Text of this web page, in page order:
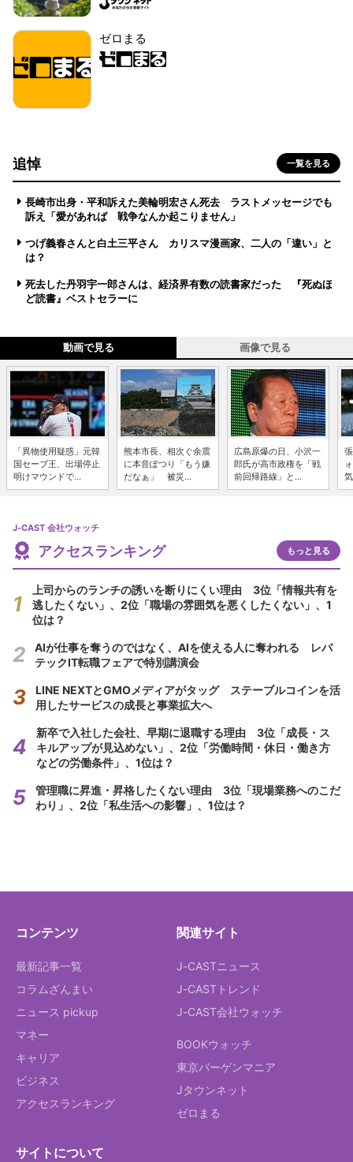
ゼロまる
追悼 一覧を見る
長崎市出身・平和訴えた美輪明宏さん死去 ラストメッセージでも
訴え「愛があれば 戦争なんか起こりません」
つげ義春さんと白土三平さん カリスマ漫画家、二人の「違い」と
は？
死去した丹羽宇一郎さんは、経済界有数の読書家だった 『死ぬほ
ど読書』ベストセラーに
動画で見る 画像で見る
「異物使用疑惑」元韓
国セーブ王、出場停止
明けマウンドで...
熊本市長、相次ぐ余震
に本音ぽつり「もう嫌
だなぁ」 被災...
広島原爆の日、小沢一
郎氏が高市政権を「戦
前回帰路線」と...
J-CAST 会社ウォッチ
アクセスランキング もっと見る
上司からのランチの誘いを断りにくい理由 3位「情報共有を
逃したくない」、2位「職場の雰囲気を悪くしたくない」、1
位は？
AIが仕事を奪うのではなく、AIを使える人に奪われる レバ
テックIT転職フェアで特別講演会
LINE NEXTとGMOメディアがタッグ ステーブルコインを活
用したサービスの成長と事業拡大へ
新卒で入社した会社、早期に退職する理由 3位「成長・ス
キルアップが見込めない」、2位「労働時間・休日・働き方
などの労働条件」、1位は？
管理職に昇進・昇格したくない理由 3位「現場業務へのこだ
わり」、2位「私生活への影響」、1位は？
コンテンツ
最新記事一覧
コラムざんまい
ニュース pickup
マネー
キャリア
ビジネス
アクセスランキング
関連サイト
J-CASTニュース
J-CASTトレンド
J-CAST会社ウォッチ
BOOKウォッチ
東京バーゲンマニア
Jタウンネット
ゼロまる
サイトについて